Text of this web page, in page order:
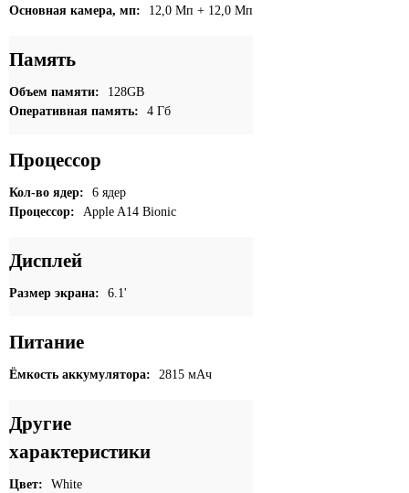
Основная камера, мп:
12,0 Мп + 12,0 Мп
Память
Объем памяти:
128GB
Оперативная память:
4 Гб
Процессор
Кол-во ядер:
6 ядер
Процессор:
Apple A14 Bionic
Дисплей
Размер экрана: 6.1'
Питание
Ёмкость аккумулятора: 2815 мАч
Другие
характеристики
Цвет:
White